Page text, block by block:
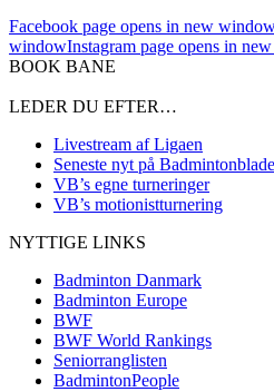
Facebook page opens in new
windowInstagram page opens in
BOOK BANE
LEDER DU EFTER…
Livestream af Ligaen
Seneste nyt på
VB’s egne turneringer
VB’s motionistturnering
NYTTIGE LINKS
Badminton Danmark
Badminton Europe
BWF
BWF World Rankings
Seniorranglisten
BadmintonPeople